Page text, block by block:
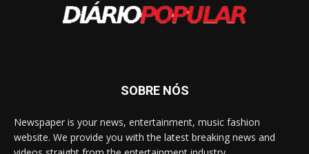
SOBRE NÓS
Newspaper is your news, entertainment, music fashion
website. We provide you with the latest breaking news and